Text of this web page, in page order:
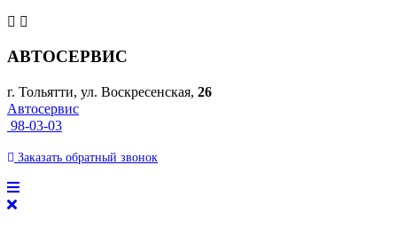
АВТОСЕРВИС
г. Тольятти, ул. Воскресенская, 26
Автосервис
98-03-03
Заказать обратный звонок